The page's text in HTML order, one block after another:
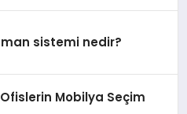
sistemi nedir?
Mobilya Seçim